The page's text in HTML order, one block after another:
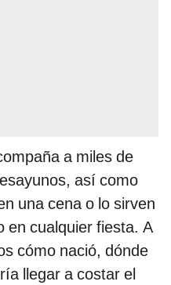
a miles de
así como
una cena o lo sirven
en cualquier fiesta. A
cómo nació, dónde
llegar a costar el